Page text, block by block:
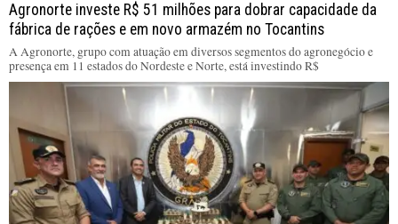
Agronorte investe R$ 51 milhões para dobrar capacidade da
fábrica de rações e em novo armazém no Tocantins
A Agronorte, grupo com atuação em diversos segmentos do agronegócio e
presença em 11 estados do Nordeste e Norte, está investindo R$